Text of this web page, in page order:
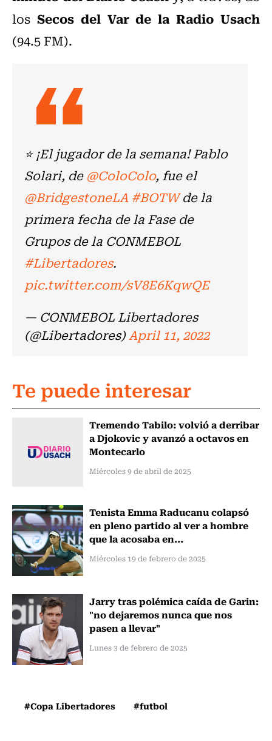
los Secos del Var de la Radio Usach
(94.5 FM).
⭐ ¡El jugador de la semana! Pablo
Solari, de@ColoColo, fue el
@BridgestoneLA #BOTWde la
primera fecha de la Fase de
Grupos de la CONMEBOL
#Libertadores.
pic.twitter.com/sV8E6KqwQE
— CONMEBOL Libertadores
(@Libertadores)April 11, 2022
Te puede interesar
Tremendo Tabilo: volvió a derribar
a Djokovic y avanzó a octavos en
Montecarlo
Miércoles 9 de abril de 2025
Tenista Emma Raducanu colapsó
en pleno partido al ver a hombre
que la acosaba en...
Miércoles 19 de febrero de 2025
Jarry tras polémica caída de Garin:
"no dejaremos nunca que nos
pasen a llevar"
Lunes 3 de febrero de 2025
#Copa Libertadores #futbol